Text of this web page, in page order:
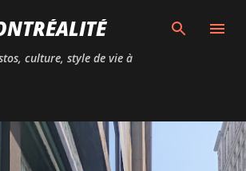
Passer au contenu principal
culture, style de vie à